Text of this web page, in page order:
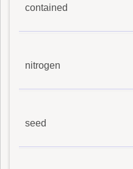
contained
nitrogen
seed